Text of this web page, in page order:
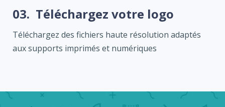
03. Téléchargez votre logo
Téléchargez des fichiers haute résolution adaptés
aux supports imprimés et numériques